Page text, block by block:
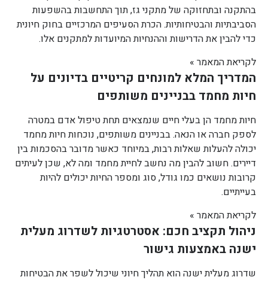
בהתקנה ובתחזוקה של מתקני גז, תוך התחשבות בהשפעות
הסביבתיות והבטיחותיות. הכרת הסעיפים המרכזיים בחוק חיונית
כדי להבין את הדרישות וההנחיות המיועדות למתקנים אלו.
לקריאת המאמר »
המדריך המלא למונחים קריטיים בדיונים על
חיות מחמד בבניינים משותפים
חיות מחמד הן בעלי חיים שנמצאים תחת טיפול אדם במטרה
לספק חברה או הנאה. בבניינים משותפים, נוכחות חיות מחמד
יכולה להעלות שאלות רבות, במיוחד כאשר מדובר בהסכמות בין
דיירים. חשוב להבין מה נחשב לחיית מחמד ומה לא, שכן לעיתים
קרובות נושאים כמו גודל, סוג ומספר החיות יכולים להיות
בעייתיים.
לקריאת המאמר »
ניהול תקציב חכם: אסטרטגיות לשדרוג מעלית
ישנה באמצעות גישור
שדרוג מעלית ישנה הוא תהליך חיוני שיכול לשפר את הבטיחות